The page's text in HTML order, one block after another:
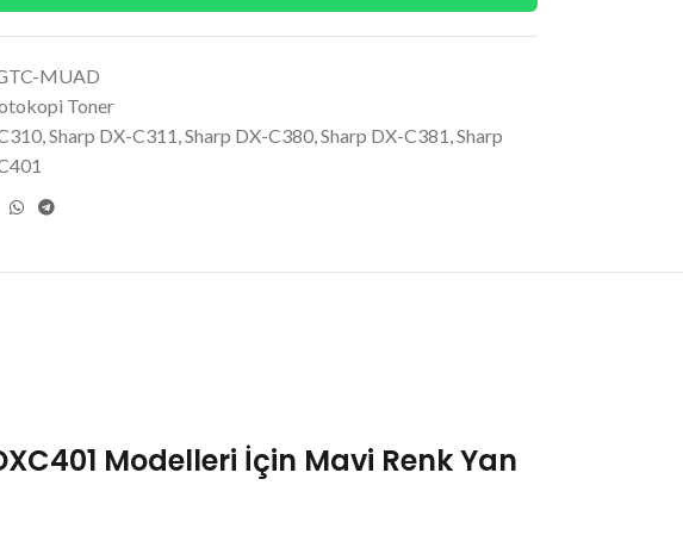
MUAD
Toner
,Sharp DX-C311,Sharp DX-C380,Sharp DX-C381,Sharp
Modelleri İçin Mavi Renk Yan